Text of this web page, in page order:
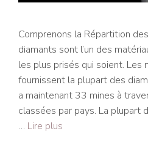
Comprenons la Répartition
diamants sont l’un des
les plus prisés qui soient. Les
fournissent la plupart des
a maintenant 33 mines à
classées par pays. La plupart
… Lire plus